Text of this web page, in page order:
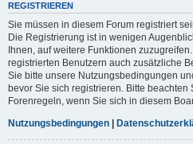
REGISTRIEREN
Sie müssen in diesem Forum registriert
Die Registrierung ist in wenigen
Ihnen, auf weitere Funktionen
registrierten Benutzern auch zusätzliche
Sie bitte unsere Nutzungsbedingungen
bevor Sie sich registrieren. Bitte beachten
Forenregeln, wenn Sie sich in diesem
Nutzungsbedingungen |